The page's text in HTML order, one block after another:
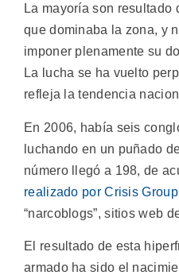
La mayoría son
que dominaba la zona, y
imponer plenamente su
La lucha se ha vuelto
refleja la tendencia
En 2006, había seis
luchando en un puñado
número llegó a 198, de
realizado por Crisis Group
“narcoblogs”, sitios web
El resultado de esta
armado ha sido el